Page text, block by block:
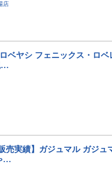
店
ベヤシ フェニックス・ロ
…
売実績】ガジュマル ガジ
…